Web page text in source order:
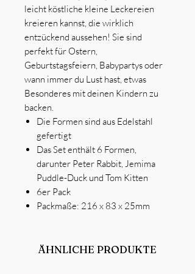
leicht köstliche kleine Leckereien
kreieren kannst, die wirklich
entzückend aussehen! Sie sind
perfekt für Ostern,
Geburtstagsfeiern, Babypartys oder
wann immer du Lust hast, etwas
Besonderes mit deinen Kindern zu
backen.
Die Formen sind aus Edelstahl
gefertigt
Das Set enthält 6 Formen,
darunter Peter Rabbit, Jemima
Puddle-Duck und Tom Kitten
6er Pack
Packmaße: 216 x 83 x 25mm
ÄHNLICHE PRODUKTE